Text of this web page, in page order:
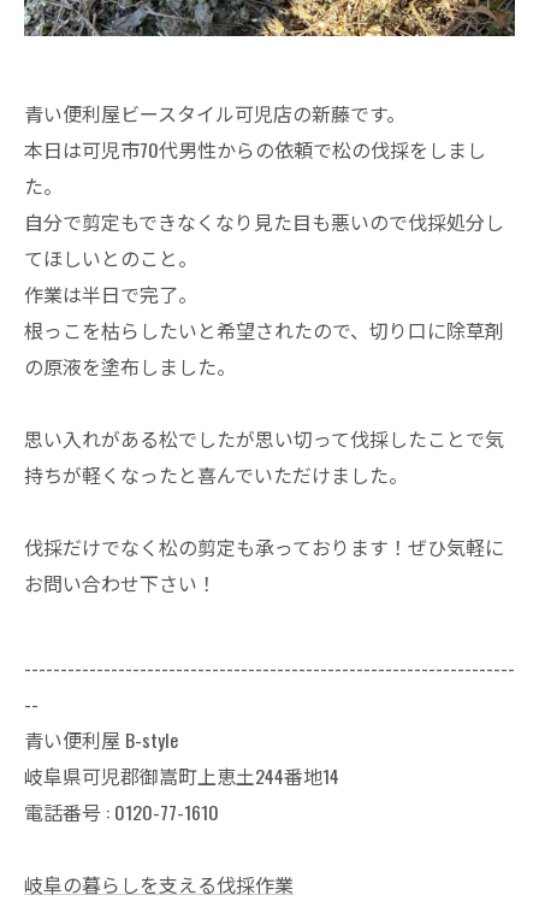
青い便利屋ビースタイル可児店の新藤です。
本日は可児市70代男性からの依頼で松の伐採をしまし
た。
自分で剪定もできなくなり見た目も悪いので伐採処分し
てほしいとのこと。
作業は半日で完了。
根っこを枯らしたいと希望されたので、切り口に除草剤
の原液を塗布しました。
思い入れがある松でしたが思い切って伐採したことで気
持ちが軽くなったと喜んでいただけました。
伐採だけでなく松の剪定も承っております！ぜひ気軽に
お問い合わせ下さい！
--------------------------------------------------------------------
--
青い便利屋 B-style
岐阜県可児郡御嵩町上恵土244番地14
電話番号 : 0120-77-1610
岐阜の暮らしを支える伐採作業